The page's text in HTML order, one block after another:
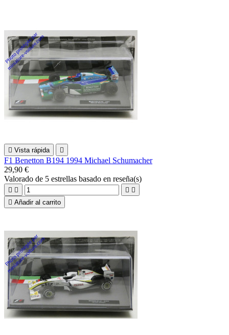
 Vista rápida 
F1 Benetton B194 1994 Michael Schumacher
29,90 €
Valorado de 5 estrellas basado en reseña(s)
   
 Añadir al carrito